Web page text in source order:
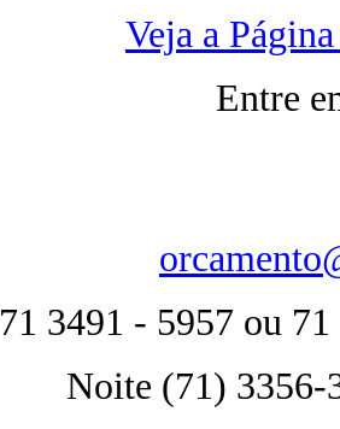
Veja a
Entre
71 3491 - 5957 ou
Noite (71) 3356-